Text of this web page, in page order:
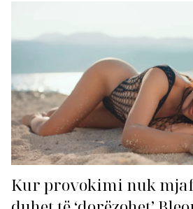
Kur provokimi nuk